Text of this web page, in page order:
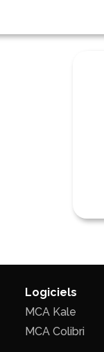
Logiciels
MCA Kale
MCA Colibri